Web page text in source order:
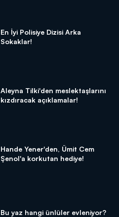
En İyi Polisiye Dizisi Arka
Sokaklar!
Aleyna Tilki'den meslektaşlarını
kızdıracak açıklamalar!
Hande Yener'den, Ümit Cem
Şenol'a korkutan hediye!
Bu yaz hangi ünlüler evleniyor?